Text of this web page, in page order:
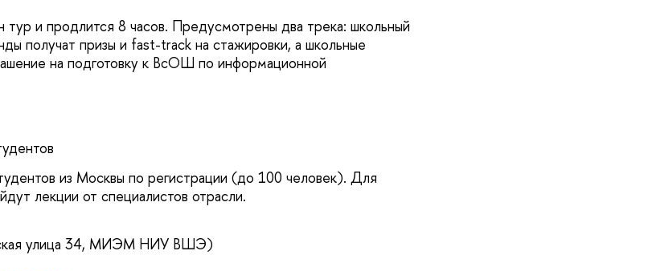
и продлится 8 часов. Предусмотрены два трека: школьный
получат призы и fast-track на стажировки, а школьные
на подготовку к ВсОШ по информационной
из Москвы по регистрации (до 100 человек). Для
лекции от специалистов отрасли.
улица 34, МИЭМ НИУ ВШЭ)